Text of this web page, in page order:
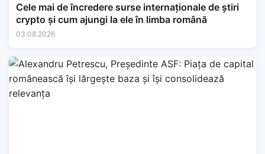
Cele mai de încredere surse internaționale de știri
crypto și cum ajungi la ele în limba română
03.08.2026